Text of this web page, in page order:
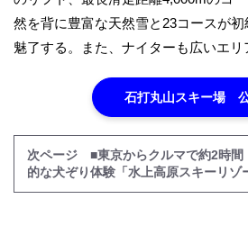
然を背に豊富な天然雪と23コースが
魅了する。また、ナイターも広いエリ
石打丸山スキー場
次ページ ■東京からクルマで約2時間
的な犬ぞり体験「水上高原スキーリゾ